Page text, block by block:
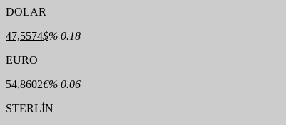
DOLAR
47,5574$% 0.18
EURO
54,8602€% 0.06
STERLİN